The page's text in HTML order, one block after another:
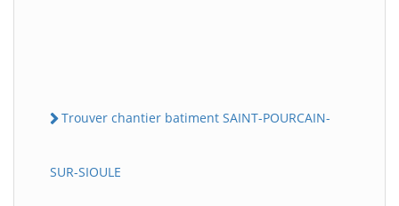
Trouver chantier batiment SAINT-POURCAIN-
SUR-SIOULE